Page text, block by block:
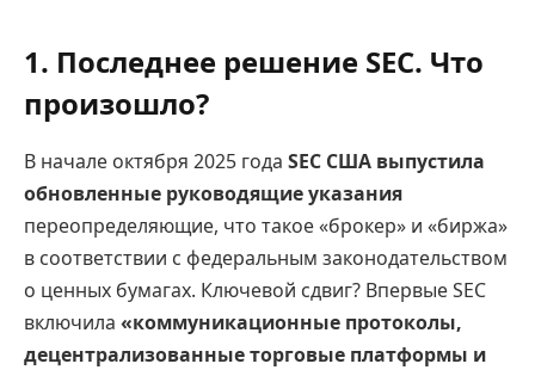
1. Последнее решение SEC. Что
произошло?
В начале октября 2025 года SEC США выпустила
обновленные руководящие указания
переопределяющие, что такое «брокер» и «биржа»
в соответствии с федеральным законодательством
о ценных бумагах. Ключевой сдвиг? Впервые SEC
включила «коммуникационные протоколы,
децентрализованные торговые платформы и